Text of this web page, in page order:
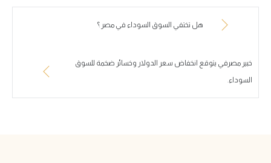
هل تختفي السوق السوداء في مصر ؟
خبير مصرفي يتوقع انخفاض سعر الدولار وخسائر ضخمة للسوق
السوداء.